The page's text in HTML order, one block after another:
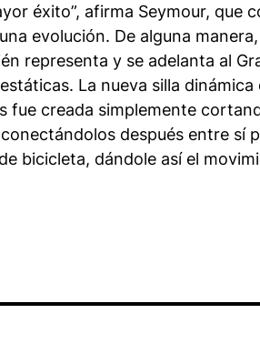
éxito”, afirma Seymour, que
evolución. De alguna
representa y se adelanta al
La nueva silla dinámica
fue creada simplemente
después entre sí
bicicleta, dándole así el